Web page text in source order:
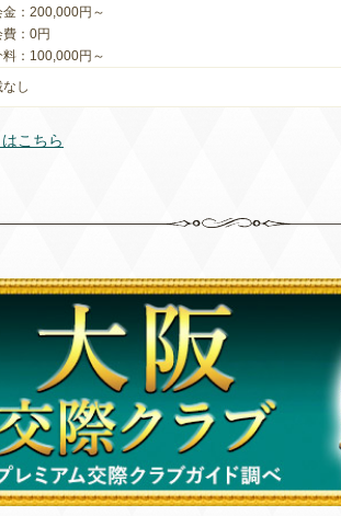
金：200,000円～
費：0円
料：100,000円～
し
こちら